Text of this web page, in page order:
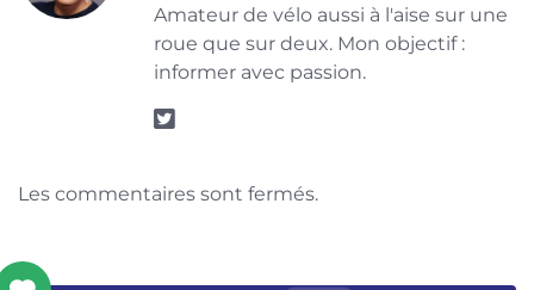
Amateur de vélo aussi à l'aise sur une
roue que sur deux. Mon objectif :
informer avec passion.
Les commentaires sont fermés.